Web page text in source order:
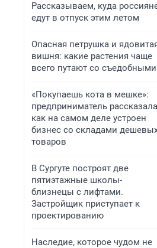
Рассказываем, куда
едут в отпуск этим летом
Опасная петрушка и
вишня: какие растения чаще
всего путают со съедобными
«Покупаешь кота в мешке»:
предприниматель
как на самом деле устроен
бизнес со складами
товаров
В Сургуте построят две
пятиэтажные школы-
близнецы с лифтами.
Застройщик приступает к
проектированию
Наследие, которое чудом не